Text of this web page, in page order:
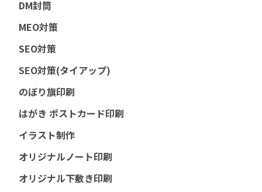
DM封筒
MEO対策
SEO対策
SEO対策(タイアップ)
のぼり旗印刷
はがき ポストカード印刷
イラスト制作
オリジナルノート印刷
オリジナル下敷き印刷